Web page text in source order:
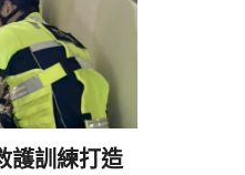
護訓練打造